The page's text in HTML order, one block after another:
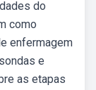
do
como
enfermagem
e
as etapas